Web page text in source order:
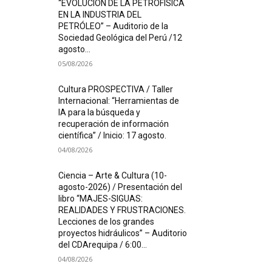
“EVOLUCIÓN DE LA PETROFÍSICA
EN LA INDUSTRIA DEL
PETRÓLEO” – Auditorio de la
Sociedad Geológica del Perú /12
agosto...
05/08/2026
Cultura PROSPECTIVA / Taller
Internacional: “Herramientas de
IA para la búsqueda y
recuperación de información
científica” / Inicio: 17 agosto.
04/08/2026
Ciencia – Arte & Cultura (10-
agosto-2026) / Presentación del
libro “MAJES-SIGUAS:
REALIDADES Y FRUSTRACIONES.
Lecciones de los grandes
proyectos hidráulicos” – Auditorio
del CDArequipa / 6:00...
04/08/2026